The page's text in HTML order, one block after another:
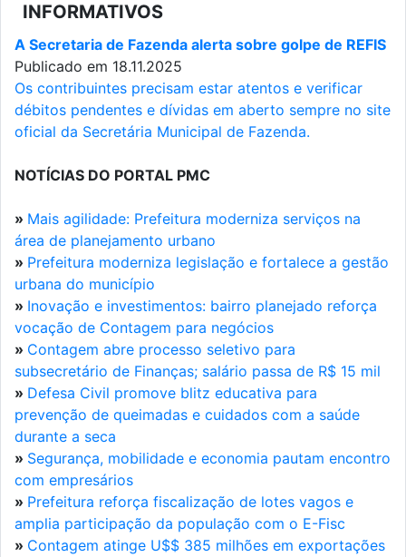
INFORMATIVOS
A Secretaria de Fazenda alerta sobre golpe de REFIS
Publicado em 18.11.2025
Os contribuintes precisam estar atentos e verificar
débitos pendentes e dívidas em aberto sempre no site
oficial da Secretária Municipal de Fazenda.
NOTÍCIAS DO PORTAL PMC
» Mais agilidade: Prefeitura moderniza serviços na
área de planejamento urbano
» Prefeitura moderniza legislação e fortalece a gestão
urbana do município
» Inovação e investimentos: bairro planejado reforça
vocação de Contagem para negócios
» Contagem abre processo seletivo para
subsecretário de Finanças; salário passa de R$ 15 mil
» Defesa Civil promove blitz educativa para
prevenção de queimadas e cuidados com a saúde
durante a seca
» Segurança, mobilidade e economia pautam encontro
com empresários
» Prefeitura reforça fiscalização de lotes vagos e
amplia participação da população com o E-Fisc
» Contagem atinge U$$ 385 milhões em exportações